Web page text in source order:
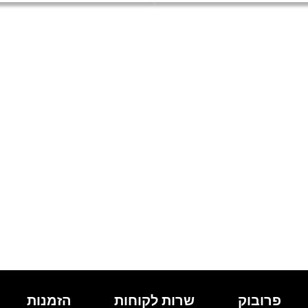
פרובוק שרות לקוחות הזמנות